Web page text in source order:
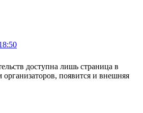
доступна лишь страница в
появится и внешняя